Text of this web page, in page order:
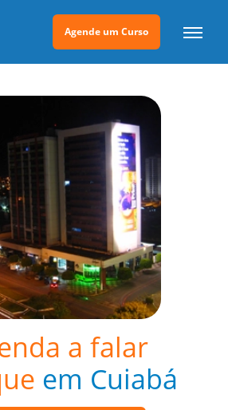
Agende um Curso
a falar
em Cuiabá